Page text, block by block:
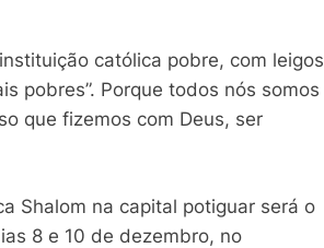
católica pobre, com leigos
pobres”. Porque todos nós somos
que fizemos com Deus, ser
Shalom na capital potiguar será o
8 e 10 de dezembro, no